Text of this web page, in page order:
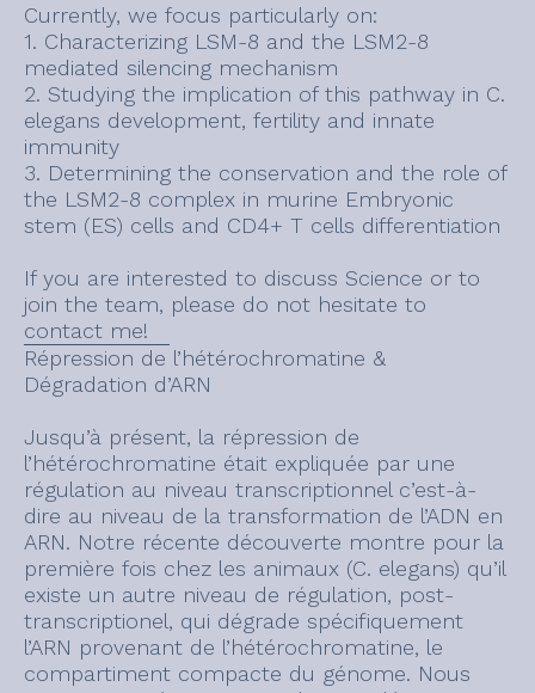
Currently, we focus particularly on:
1. Characterizing LSM-8 and the LSM2-8
mediated silencing mechanism
2. Studying the implication of this pathway in C.
elegans development, fertility and innate
immunity
3. Determining the conservation and the role of
the LSM2-8 complex in murine Embryonic
stem (ES) cells and CD4+ T cells differentiation
If you are interested to discuss Science or to
join the team, please do not hesitate to
contact me!
Répression de l’hétérochromatine &
Dégradation d’ARN
Jusqu’à présent, la répression de
l’hétérochromatine était expliquée par une
régulation au niveau transcriptionnel c’est-à-
dire au niveau de la transformation de l’ADN en
ARN. Notre récente découverte montre pour la
première fois chez les animaux (C. elegans) qu’il
existe un autre niveau de régulation, post-
transcriptionel, qui dégrade spécifiquement
l’ARN provenant de l’hétérochromatine, le
compartiment compacte du génome. Nous